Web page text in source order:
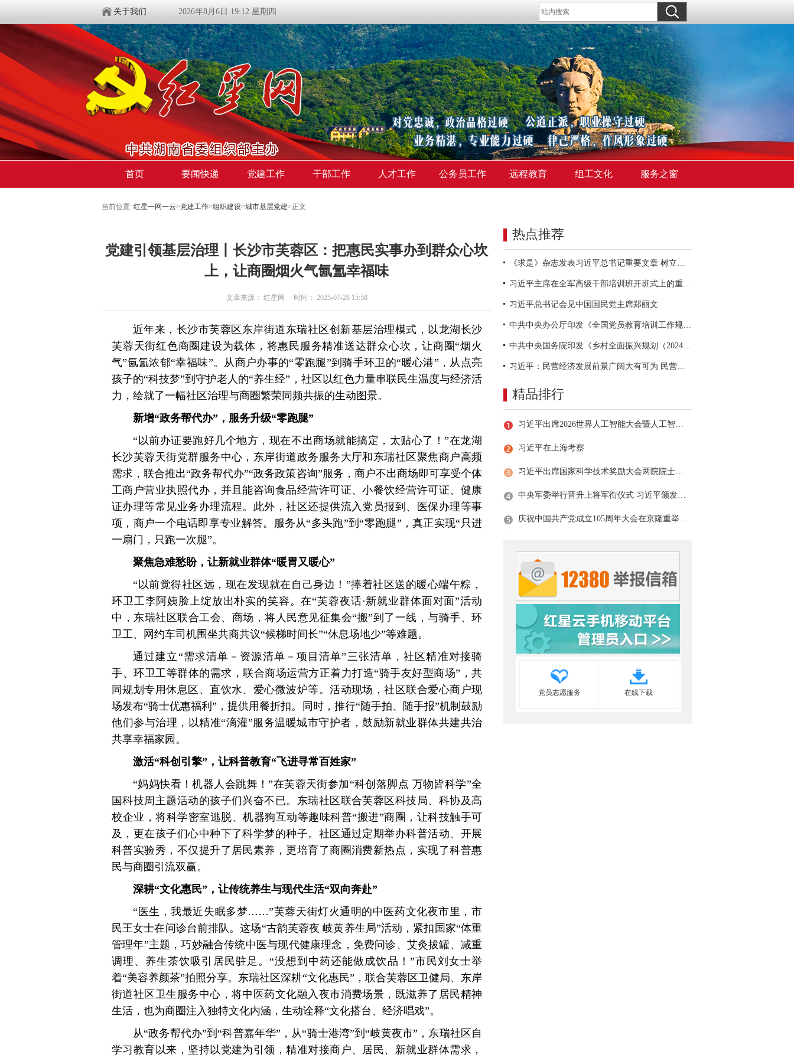
关于我们 2026年8月6日 19:12 星期四
首页 要闻快递 党建工作 干部工作 人才工作 公务员工作 远程教育 组工文化 服务之窗
当前位置: 红星一网一云>党建工作>组织建设>城市基层党建>正文
党建引领基层治理丨长沙市芙蓉区：把惠民实事办到群众心坎
上，让商圈烟火气氤氲幸福味
文章来源： 红星网 时间： 2025-07-28 15:58
近年来，长沙市芙蓉区东岸街道东瑞社区创新基层治理模式，以龙湖长沙
芙蓉天街红色商圈建设为载体，将惠民服务精准送达群众心坎，让商圈“烟火
气”氤氲浓郁“幸福味”。从商户办事的“零跑腿”到骑手环卫的“暖心港”，从点亮
孩子的“科技梦”到守护老人的“养生经”，社区以红色力量串联民生温度与经济活
力，绘就了一幅社区治理与商圈繁荣同频共振的生动图景。
新增“政务帮代办”，服务升级“零跑腿”
“以前办证要跑好几个地方，现在不出商场就能搞定，太贴心了！”在龙湖
长沙芙蓉天街党群服务中心，东岸街道政务服务大厅和东瑞社区聚焦商户高频
需求，联合推出“政务帮代办”“政务政策咨询”服务，商户不出商场即可享受个体
工商户营业执照代办，并且能咨询食品经营许可证、小餐饮经营许可证、健康
证办理等常见业务办理流程。此外，社区还提供流入党员报到、医保办理等事
项，商户一个电话即享专业解答。服务从“多头跑”到“零跑腿”，真正实现“只进
一扇门，只跑一次腿”。
聚焦急难愁盼，让新就业群体“暖胃又暖心”
“以前觉得社区远，现在发现就在自己身边！”捧着社区送的暖心端午粽，
环卫工李阿姨脸上绽放出朴实的笑容。在“芙蓉夜话·新就业群体面对面”活动
中，东瑞社区联合工会、商场，将人民意见征集会“搬”到了一线，与骑手、环
卫工、网约车司机围坐共商共议“候梯时间长”“休息场地少”等难题。
通过建立“需求清单－资源清单－项目清单”三张清单，社区精准对接骑
手、环卫工等群体的需求，联合商场运营方正着力打造“骑手友好型商场”，共
同规划专用休息区、直饮水、爱心微波炉等。活动现场，社区联合爱心商户现
场发布“骑士优惠福利”，提供用餐折扣。同时，推行“随手拍、随手报”机制鼓励
他们参与治理，以精准“滴灌”服务温暖城市守护者，鼓励新就业群体共建共治
共享幸福家园。
激活“科创引擎”，让科普教育“飞进寻常百姓家”
“妈妈快看！机器人会跳舞！”在芙蓉天街参加“科创落脚点 万物皆科学”全
国科技周主题活动的孩子们兴奋不已。东瑞社区联合芙蓉区科技局、科协及高
校企业，将科学密室逃脱、机器狗互动等趣味科普“搬进”商圈，让科技触手可
及，更在孩子们心中种下了科学梦的种子。社区通过定期举办科普活动、开展
科普实验秀，不仅提升了居民素养，更培育了商圈消费新热点，实现了科普惠
民与商圈引流双赢。
深耕“文化惠民”，让传统养生与现代生活“双向奔赴”
“医生，我最近失眠多梦……”芙蓉天街灯火通明的中医药文化夜市里，市
民王女士在问诊台前排队。这场“古韵芙蓉夜 岐黄养生局”活动，紧扣国家“体重
管理年”主题，巧妙融合传统中医与现代健康理念，免费问诊、艾灸拔罐、减重
调理、养生茶饮吸引居民驻足。“没想到中药还能做成饮品！”市民刘女士举
着“美容养颜茶”拍照分享。东瑞社区深耕“文化惠民”，联合芙蓉区卫健局、东岸
街道社区卫生服务中心，将中医药文化融入夜市消费场景，既滋养了居民精神
生活，也为商圈注入独特文化内涵，生动诠释“文化搭台、经济唱戏”。
从“政务帮代办”到“科普嘉年华”，从“骑士港湾”到“岐黄夜市”，东瑞社区自
学习教育以来，坚持以党建为引领，精准对接商户、居民、新就业群体需求，
热点推荐
《求是》杂志发表习近平总书记重要文章 树立和践行正确政绩观
习近平主席在全军高级干部培训班开班式上的重要讲话引领全军开展思想整风、深化政治整训
习近平总书记会见中国国民党主席郑丽文
中共中央办公厅印发《全国党员教育培训工作规划（2024－2028年）》
中共中央国务院印发《乡村全面振兴规划（2024—2027年）》
习近平：民营经济发展前景广阔大有可为 民营企业和民营企业家大显身手正当其时
精品排行
习近平出席2026世界人工智能大会暨人工智能全球治理高级别会议开幕式并发表主旨讲话
习近平在上海考察
习近平出席国家科学技术奖励大会两院院士大会中国科协第十一次全国代表大会并发表重要讲话
中央军委举行晋升上将军衔仪式 习近平颁发命令状并向晋衔的军官表示祝贺
庆祝中国共产党成立105周年大会在京隆重举行 习近平发表重要讲话
党员志愿服务 在线下载